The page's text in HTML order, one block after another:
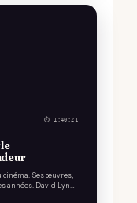
⏱ 1:40:21
cinéma. Ses œuvres,
années. David Lyn…